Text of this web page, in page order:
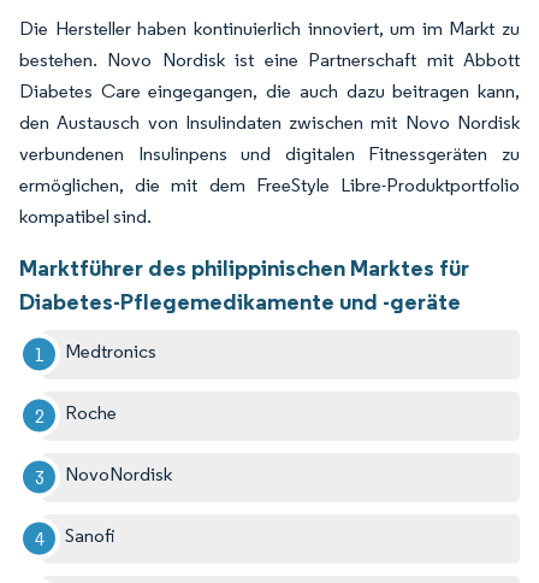
Die Hersteller haben kontinuierlich innoviert, um im Markt zu
bestehen. Novo Nordisk ist eine Partnerschaft mit Abbott
Diabetes Care eingegangen, die auch dazu beitragen kann,
den Austausch von Insulindaten zwischen mit Novo Nordisk
verbundenen Insulinpens und digitalen Fitnessgeräten zu
ermöglichen, die mit dem FreeStyle Libre-Produktportfolio
kompatibel sind.
Marktführer des philippinischen Marktes für
Diabetes-Pflegemedikamente und -geräte
Medtronics
Roche
NovoNordisk
Sanofi